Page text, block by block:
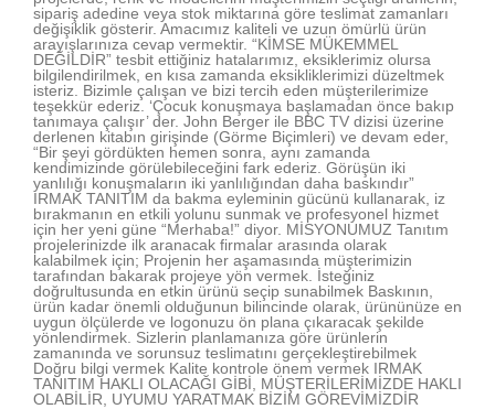
sipariş adedine veya stok miktarına göre teslimat zamanları
değişiklik gösterir. Amacımız kaliteli ve uzun ömürlü ürün
arayışlarınıza cevap vermektir. “KİMSE MÜKEMMEL
DEĞİLDİR” tesbit ettiğiniz hatalarımız, eksiklerimiz olursa
bilgilendirilmek, en kısa zamanda eksikliklerimizi düzeltmek
isteriz. Bizimle çalışan ve bizi tercih eden müşterilerimize
teşekkür ederiz. ‘Çocuk konuşmaya başlamadan önce bakıp
tanımaya çalışır’ der. John Berger ile BBC TV dizisi üzerine
derlenen kitabın girişinde (Görme Biçimleri) ve devam eder,
“Bir şeyi gördükten hemen sonra, aynı zamanda
kendimizinde görülebileceğini fark ederiz. Görüşün iki
yanlılığı konuşmaların iki yanlılığından daha baskındır”
IRMAK TANITIM da bakma eyleminin gücünü kullanarak, iz
bırakmanın en etkili yolunu sunmak ve profesyonel hizmet
için her yeni güne “Merhaba!” diyor. MİSYONUMUZ Tanıtım
projelerinizde ilk aranacak firmalar arasında olarak
kalabilmek için; Projenin her aşamasında müşterimizin
tarafından bakarak projeye yön vermek. İsteğiniz
doğrultusunda en etkin ürünü seçip sunabilmek Baskının,
ürün kadar önemli olduğunun bilincinde olarak, ürününüze en
uygun ölçülerde ve logonuzu ön plana çıkaracak şekilde
yönlendirmek. Sizlerin planlamanıza göre ürünlerin
zamanında ve sorunsuz teslimatını gerçekleştirebilmek
Doğru bilgi vermek Kalite kontrole önem vermek IRMAK
TANITIM HAKLI OLACAĞI GİBİ, MÜŞTERİLERİMİZDE HAKLI
OLABİLİR, UYUMU YARATMAK BİZİM GÖREVİMİZDİR